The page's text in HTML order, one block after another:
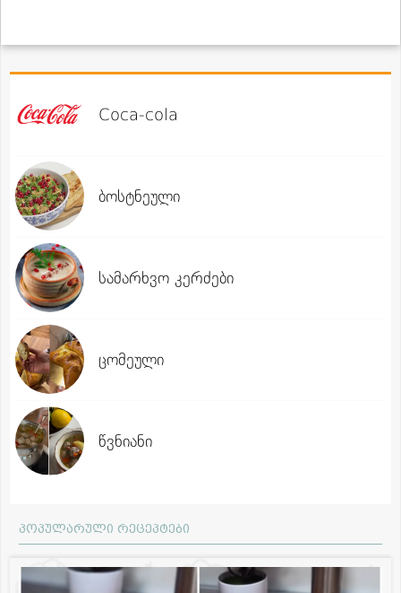
Coca-cola
ბოსტნეული
სამარხვო კერძები
ცომეული
წვნიანი
პოპულარული რეცეპტები